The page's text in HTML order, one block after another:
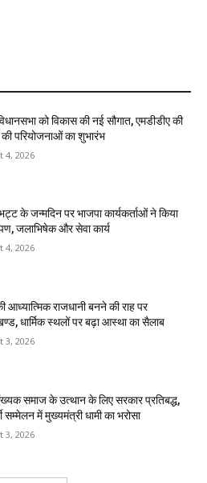
को विकास की नई सौगात, एमडीडीए की
की परियोजनाओं का शुभारंभ
4, 2026
के जन्मदिन पर भाजपा कार्यकर्ताओं ने किया
जलाभिषेक और सेवा कार्य
4, 2026
आध्यात्मिक राजधानी बनने की राह पर
धार्मिक स्थलों पर बढ़ा आस्था का सैलाब
3, 2026
समाज के उत्थान के लिए सरकार प्रतिबद्ध,
सम्मेलन में मुख्यमंत्री धामी का भरोसा
3, 2026